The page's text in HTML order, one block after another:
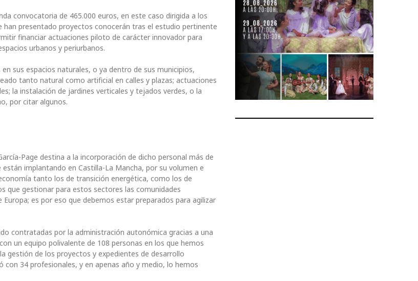
convocatoria de 465.000 euros, en este caso dirigida a los
presentado proyectos conocerán tras el estudio pertinente
financiar actuaciones piloto de carácter innovador para
urbanos y periurbanos.
sus espacios naturales, o ya dentro de sus municipios,
tanto natural como artificial en calles y plazas; actuaciones
la instalación de jardines verticales y tejados verdes, o la
por citar algunos.
Page destina a la incorporación de dicho personal más de
implantando en Castilla-La Mancha, por su volumen e
tanto los de transición energética, como los de
que gestionar para estos sectores las comunidades
es por eso que debemos estar preparados para agilizar
contratadas por la administración autonómica gracias a una
un equipo polivalente de 108 personas en los que hemos
gestión de los proyectos y expedientes de desarrollo
con 34 profesionales, y en apenas año y medio, lo hemos